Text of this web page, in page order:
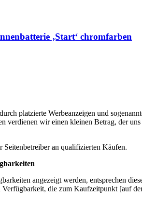
‚Start‘ chromfarben
platzierte Werbeanzeigen und
verdienen wir einen kleinen Betrag, der
Seitenbetreiber an qualifizierten Käufen.
angezeigt werden, entsprechen
Verfügbarkeit, die zum Kaufzeitpunkt [auf